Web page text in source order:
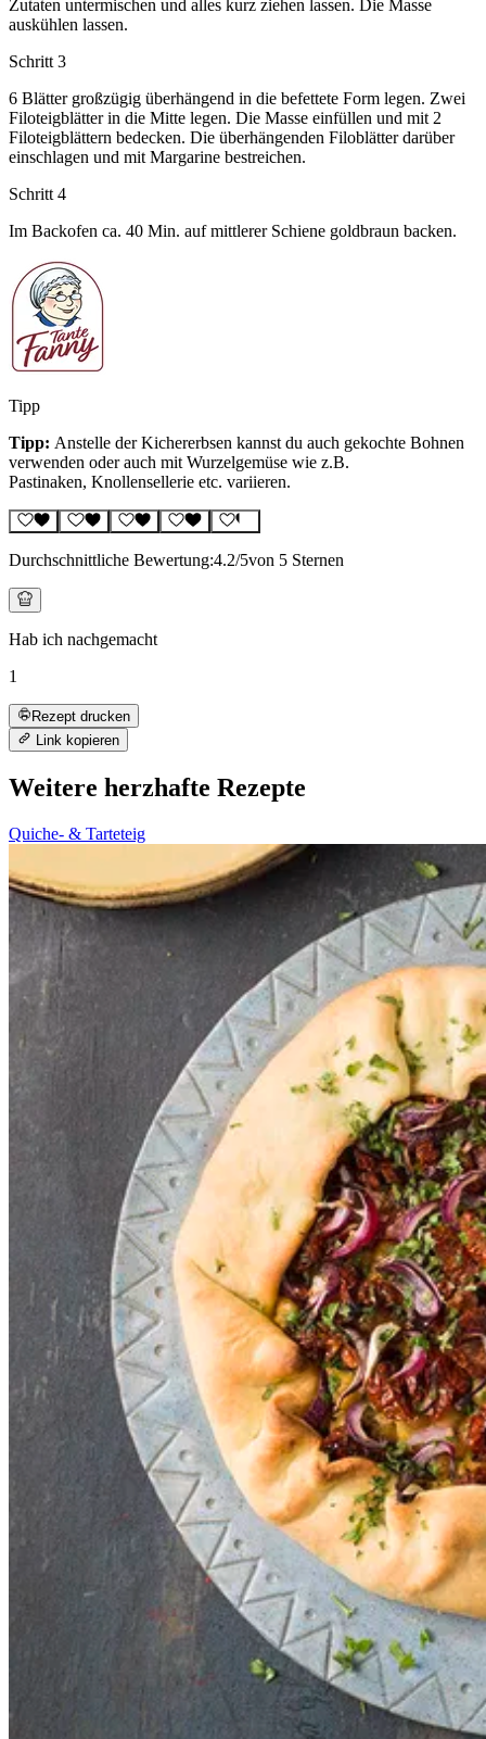
Zutaten untermischen und alles kurz ziehen lassen. Die Masse
auskühlen lassen.
Schritt 3
6 Blätter großzügig überhängend in die befettete Form legen. Zwei
Filoteigblätter in die Mitte legen. Die Masse einfüllen und mit 2
Filoteigblättern bedecken. Die überhängenden Filoblätter darüber
einschlagen und mit Margarine bestreichen.
Schritt 4
Im Backofen ca. 40 Min. auf mittlerer Schiene goldbraun backen.
Tipp
Tipp: Anstelle der Kichererbsen kannst du auch gekochte Bohnen
verwenden oder auch mit Wurzelgemüse wie z.B.
Pastinaken, Knollensellerie etc. variieren.
Durchschnittliche Bewertung:4.2/5von 5 Sternen
Hab ich nachgemacht
1
Rezept drucken
Link kopieren
Weitere herzhafte Rezepte
Quiche- & Tarteteig